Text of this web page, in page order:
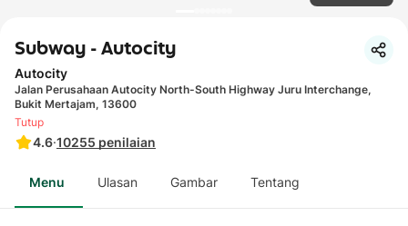
Subway - Autocity
Autocity
Jalan Perusahaan Autocity North-South Highway Juru Interchange,
Bukit Mertajam, 13600
4.6·10255 penilaian
Tutup
Menu Ulasan Gambar Tentang